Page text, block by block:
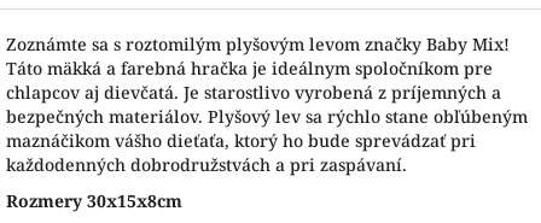
Zoznámte sa s roztomilým plyšovým levom značky Baby Mix!
Táto mäkká a farebná hračka je ideálnym spoločníkom pre
chlapcov aj dievčatá. Je starostlivo vyrobená z príjemných a
bezpečných materiálov. Plyšový lev sa rýchlo stane obľúbeným
maznáčikom vášho dieťaťa, ktorý ho bude sprevádzať pri
každodenných dobrodružstvách a pri zaspávaní.
Rozmery 30x15x8cm